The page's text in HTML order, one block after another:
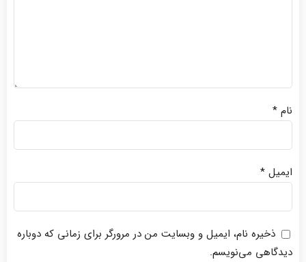
نام *
ایمیل *
ذخیره نام، ایمیل و وبسایت من در مرورگر برای زمانی که دوباره
دیدگاهی می‌نویسم.